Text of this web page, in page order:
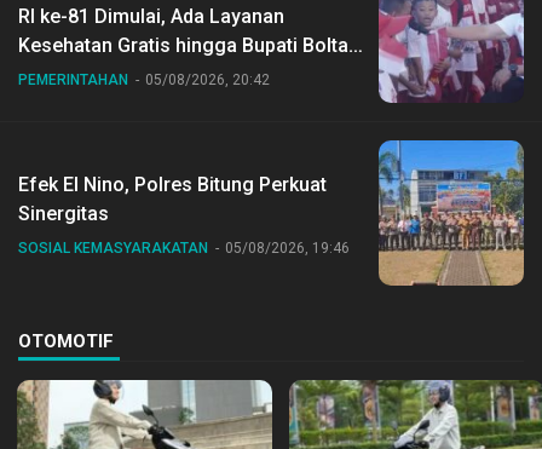
RI ke-81 Dimulai, Ada Layanan
Kesehatan Gratis hingga Bupati Boltara
Dr Sirajudin Lasena Ikut Jalan Sehat
PEMERINTAHAN 05/08/2026, 20:42
Efek El Nino, Polres Bitung Perkuat
Sinergitas
SOSIAL KEMASYARAKATAN 05/08/2026, 19:46
OTOMOTIF